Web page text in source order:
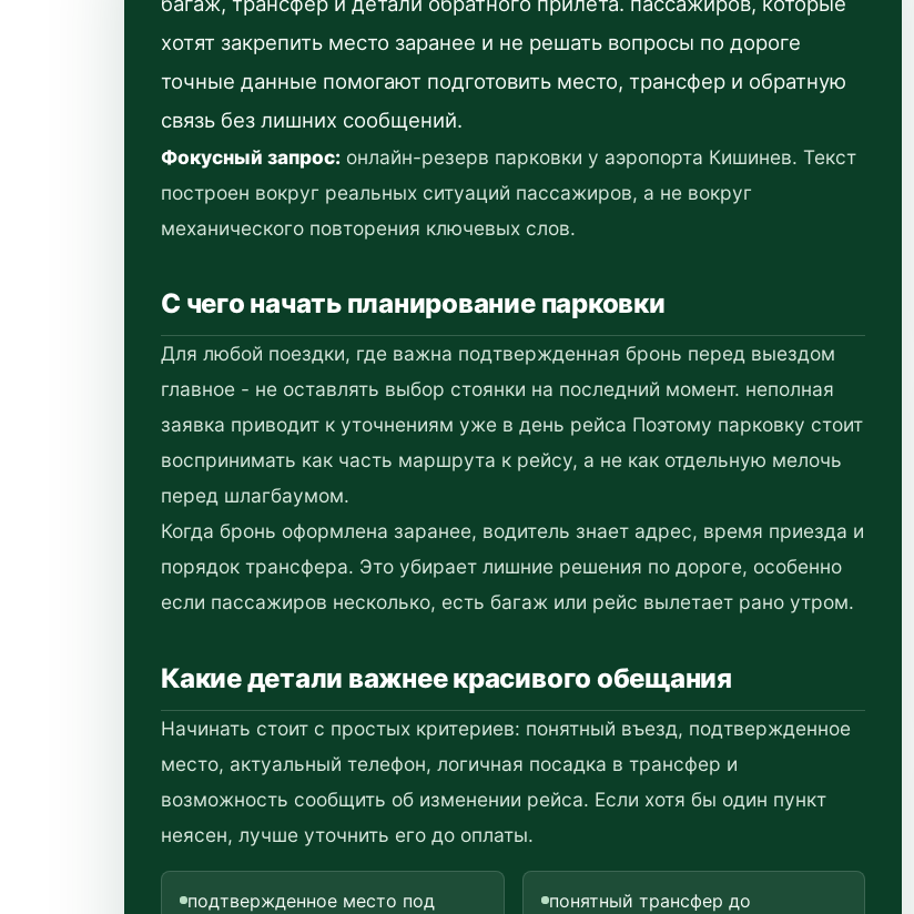
хотят закрепить место заранее и не решать вопросы по дороге
точные данные помогают подготовить место, трансфер и обратную
связь без лишних сообщений.
Фокусный запрос: онлайн-резерв парковки у аэропорта Кишинев. Текст
построен вокруг реальных ситуаций пассажиров, а не вокруг
механического повторения ключевых слов.
С чего начать планирование парковки
Для любой поездки, где важна подтвержденная бронь перед выездом
главное - не оставлять выбор стоянки на последний момент. неполная
заявка приводит к уточнениям уже в день рейса Поэтому парковку стоит
воспринимать как часть маршрута к рейсу, а не как отдельную мелочь
перед шлагбаумом.
Когда бронь оформлена заранее, водитель знает адрес, время приезда и
порядок трансфера. Это убирает лишние решения по дороге, особенно
если пассажиров несколько, есть багаж или рейс вылетает рано утром.
Какие детали важнее красивого обещания
Начинать стоит с простых критериев: понятный въезд, подтвержденное
место, актуальный телефон, логичная посадка в трансфер и
возможность сообщить об изменении рейса. Если хотя бы один пункт
неясен, лучше уточнить его до оплаты.
подтвержденное место под
понятный трансфер до